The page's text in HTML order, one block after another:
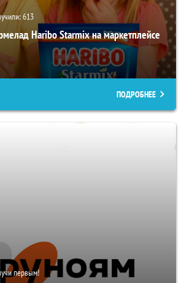
613
Haribo Starmix на маркетплейсе
ПОДРОБНЕЕ
первым!